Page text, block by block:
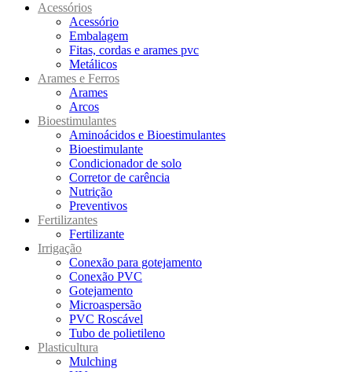
Acessórios
Acessório
Embalagem
Fitas, cordas e arames pvc
Metálicos
Arames e Ferros
Arames
Arcos
Bioestimulantes
Aminoácidos e Bioestimulantes
Bioestimulante
Condicionador de solo
Corretor de carência
Nutrição
Preventivos
Fertilizantes
Fertilizante
Irrigação
Conexão para gotejamento
Conexão PVC
Gotejamento
Microaspersão
PVC Roscável
Tubo de polietileno
Plasticultura
Mulching